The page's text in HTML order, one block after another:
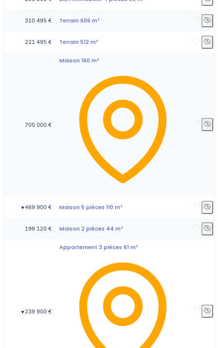
310 495 € Terrain 606 m²
221 495 € Terrain 512 m²
705 000 €
Maison 160 m²
▼469 900 € Maison 5 pièces 110 m²
199 120 € Maison 2 pièces 44 m²
▼ 239 900 €
Appartement 3 pièces 61 m²